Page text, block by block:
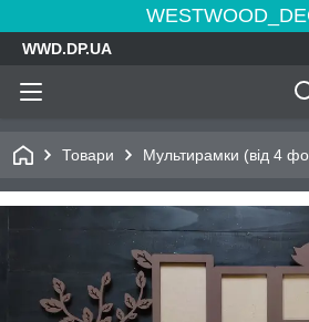
WWD.DP.UA
Товари Мультирамки (від 4